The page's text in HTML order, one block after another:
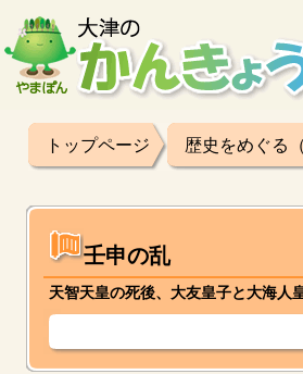
トップページ 歴史をめぐる（
壬申の乱
天智天皇の死後、大友皇子と大海人